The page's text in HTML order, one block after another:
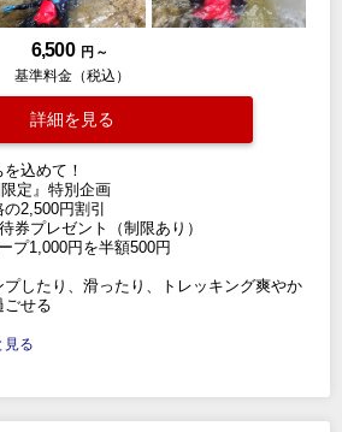
6,500 円 ～
基準料金（税込）
詳細を見る
込めて！
限定』特別企画
2,500円割引
券プレゼント（制限あり）
プ1,000円を半額500円
したり、滑ったり、トレッキング爽やか
ごせる
見る